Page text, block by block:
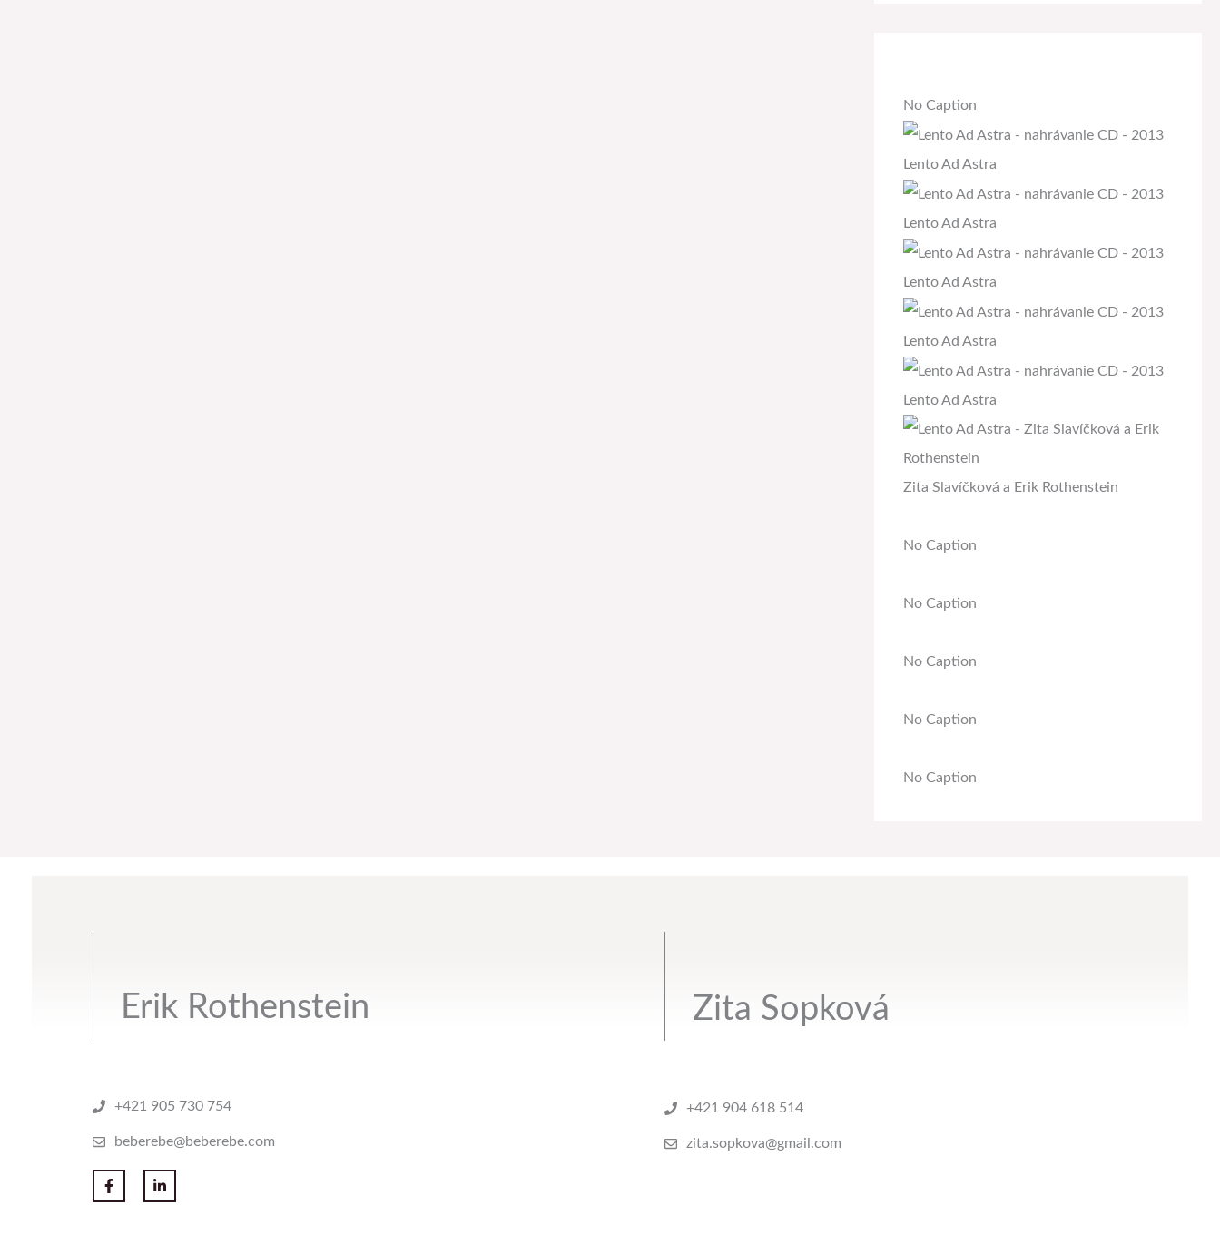
No Caption
Lento Ad Astra
Lento Ad Astra
Lento Ad Astra
Lento Ad Astra
Lento Ad Astra
Zita Slavíčková a Erik Rothenstein
No Caption
No Caption
No Caption
No Caption
No Caption
Erik Rothenstein
+421 905 730 754
beberebe@beberebe.com
Zita Sopková
+421 904 618 514
zita.sopkova@gmail.com